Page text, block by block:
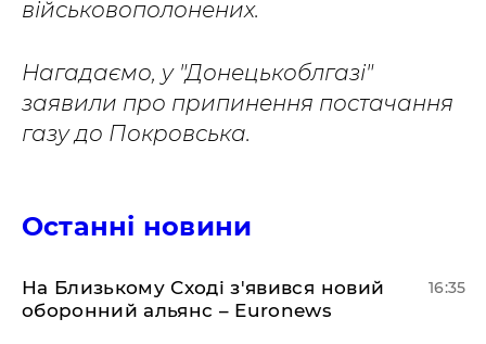
військовополонених.
Нагадаємо, у "Донецькоблгазі"
заявили про припинення постачання
газу до Покровська.
Останні новини
На Близькому Сході з'явився новий
оборонний альянс – Euronews
16:35